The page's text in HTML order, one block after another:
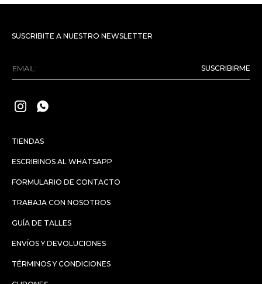
TIENDAS
ESCRIBINOS AL WHATSAPP
FORMULARIO DE CONTACTO
TRABAJA CON NOSOTROS
GUÍA DE TALLES
ENVÍOS Y DEVOLUCIONES
TÉRMINOS Y CONDICIONES
SUSCRIBITE A NUESTRO NEWSLETTER
SUSCRIBIRME
 